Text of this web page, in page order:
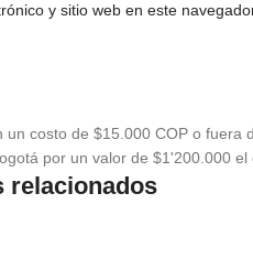
y sitio web en este
un costo de $15.000 COP o
por un valor de $1'200.000
relacionados